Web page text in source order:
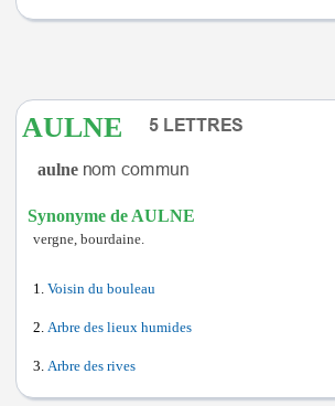
AULNE
aulne
Synonyme de AULNE
vergne, bourdaine.
Voisin du bouleau
Arbre des lieux humides
Arbre des rives